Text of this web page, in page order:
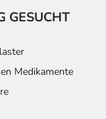
Sie sich
vor allem
mindestens
GESUCHT
Medikamente